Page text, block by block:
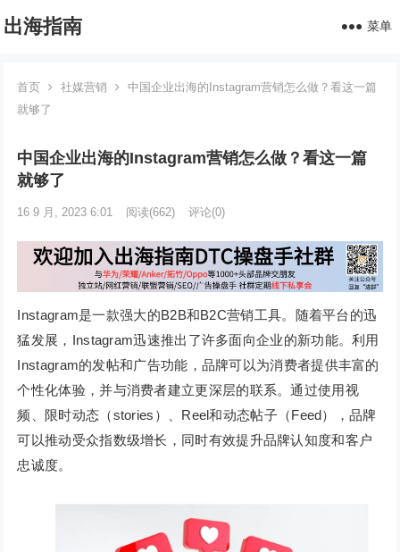
出海指南 菜单
首页 社媒营销
中国企业出海的Instagram营销怎么做？看这一篇
就够了
中国企业出海的Instagram营销怎么做？看这一篇
就够了
16 9 月, 2023 6:01 阅读(662) 评论(0)
Instagram是一款强大的B2B和B2C营销工具。随着平台的迅
猛发展，Instagram迅速推出了许多面向企业的新功能。利用
Instagram的发帖和广告功能，品牌可以为消费者提供丰富的
个性化体验，并与消费者建立更深层的联系。通过使用视
频、限时动态（stories）、Reel和动态帖子（Feed），品牌
可以推动受众指数级增长，同时有效提升品牌认知度和客户
忠诚度。